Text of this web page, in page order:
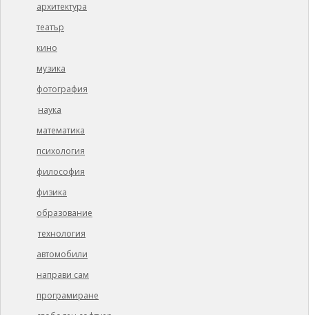
архитектура
театър
кино
музика
фотография
наука
математика
психология
философия
физика
образование
технология
автомобили
направи сам
програмиране